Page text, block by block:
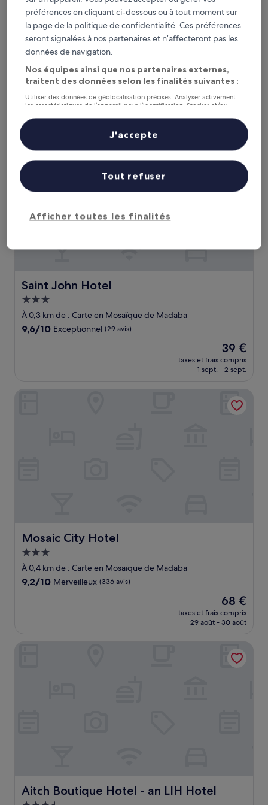
Mariam Hotel
Mariam Hotel
Hébergement
8.4
sur
10,
Très
bien,
(197 avis)
8,4/10 Très bien (197 avis)
nouveau
40 €
taxes et frais compris
6 sept. - 7 sept.
Saint John Hotel
Saint John Hotel
Hébergement
3.0 étoiles
À 0,3 km de : Carte en Mosaïque de Madaba
9.6
9,6/10 Exceptionnel (29 avis)
Le
nouveau
prix
de
39 €
39 €
taxes et frais compris
1 sept. - 2 sept.
Saint John Hotel
Mosaic City Hotel
Mosaic City Hotel
Hébergement
3.0 étoiles
À 0,4 km de : Carte en Mosaïque de Madaba
9.2
9,2/10 Merveilleux (336 avis)
Le
nouveau
prix
de
68 €
68 €
taxes et frais compris
29 août - 30 août
Aitch Boutique Hotel - an LIH Hotel
Aitch Boutique Hotel - an LIH Hotel
préférences en cliquant ci-dessous ou à tout moment sur
la page de la politique de confidentialité. Ces préférences
seront signalées à nos partenaires et n’affecteront pas les
données de navigation.
Nos équipes ainsi que nos partenaires externes,
traitent des données selon les finalités suivantes :
Utiliser des données de géolocalisation précises. Analyser activement
les caractéristiques de l’appareil pour l’identification. Stocker et/ou
personnalisés, mesure de performance des publicités et du contenu,
études d’audience et développement de services.
Liste de nos partenaires (fournisseurs)
Afficher toutes les finalités
Tout refuser
J'accepte